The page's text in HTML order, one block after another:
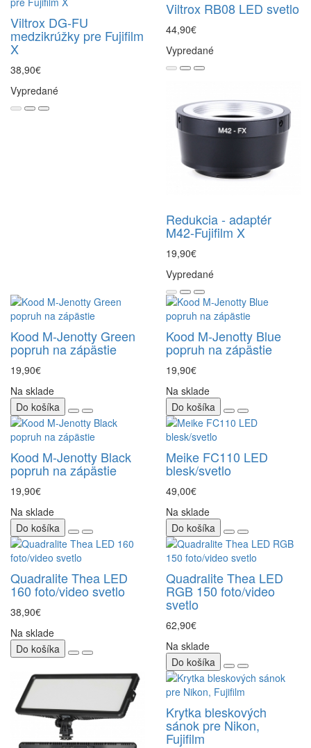
Viltrox DG-FU
medzikrúžky pre Fujifilm
X
38,90€
Vypredané
Viltrox RB08 LED svetlo
44,90€
Vypredané
Redukcia - adaptér
M42-Fujifilm X
19,90€
Vypredané
Kood M-Jenotty Green
popruh na zápästie
19,90€
Na sklade
Do košíka
Kood M-Jenotty Blue
popruh na zápästie
19,90€
Na sklade
Do košíka
Kood M-Jenotty Black
popruh na zápästie
19,90€
Na sklade
Do košíka
Meike FC110 LED
blesk/svetlo
49,00€
Na sklade
Do košíka
Quadralite Thea LED
160 foto/video svetlo
38,90€
Na sklade
Do košíka
Quadralite Thea LED
RGB 150 foto/video
svetlo
62,90€
Na sklade
Do košíka
Krytka bleskových
sánok pre Nikon,
Fujifilm